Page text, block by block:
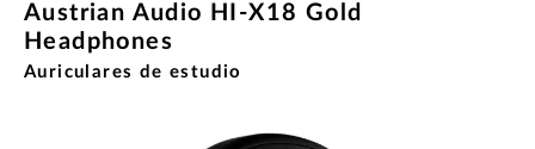
Austrian Audio HI-X18 Gold
Headphones
Auriculares de estudio